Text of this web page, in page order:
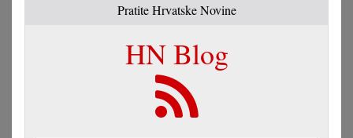
Pratite Hrvatske Novine
HN Blog